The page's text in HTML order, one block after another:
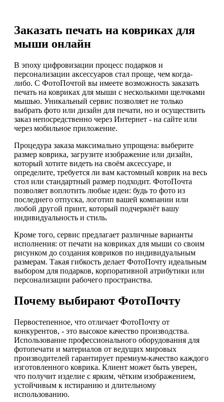
Заказать печать на ковриках для
мыши онлайн
В эпоху цифровизации процесс подарков и
персонализации аксессуаров стал проще, чем когда-
либо. С ФотоПочтой вы имеете возможность заказать
печать на ковриках для мыши с несколькими щелчками
мышью. Уникальный сервис позволяет не только
выбрать фото или дизайн для печати, но и осуществить
заказ непосредственно через Интернет - на сайте или
через мобильное приложение.
Процедура заказа максимально упрощена: выберите
размер коврика, загрузите изображение или дизайн,
который хотите видеть на своём аксессуаре, и
определите, требуется ли вам кастомный коврик на весь
стол или стандартный размер подходит. ФотоПочта
позволяет воплотить любые идеи: будь то фото из
последнего отпуска, логотип вашей компании или
любой другой принт, который подчеркнёт вашу
индивидуальность и стиль.
Кроме того, сервис предлагает различные варианты
исполнения: от печати на ковриках для мыши со своим
рисунком до создания ковриков по индивидуальным
размерам. Такая гибкость делает ФотоПочту идеальным
выбором для подарков, корпоративной атрибутики или
персонализации рабочего пространства.
Почему выбирают ФотоПочту
Первостепенное, что отличает ФотоПочту от
конкурентов, - это высокое качество производства.
Использование профессионального оборудования для
фотопечати и материалов от ведущих мировых
производителей гарантирует премиум-качество каждого
изготовленного коврика. Клиент может быть уверен,
что получит изделие с ярким, чётким изображением,
устойчивым к истиранию и длительному
использованию.